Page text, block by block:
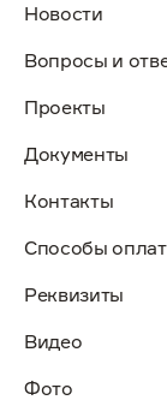
Новости
Вопросы и
Проекты
Документы
Контакты
Способы
Реквизиты
Видео
Фото